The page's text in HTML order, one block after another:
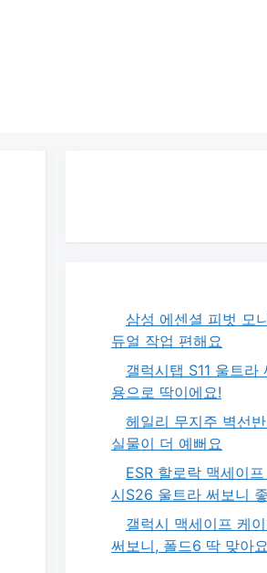
삼성 에센셜 피벗 모
듀얼 작업 편해요
갤럭시탭 S11 울트라
용으로 딱이에요!
헤일리 무지주 벽선
실물이 더 예뻐요
ESR 할로락 맥세이
시S26 울트라 써보니
갤럭시 맥세이프 케
써보니, 폴드6 딱 맞아요